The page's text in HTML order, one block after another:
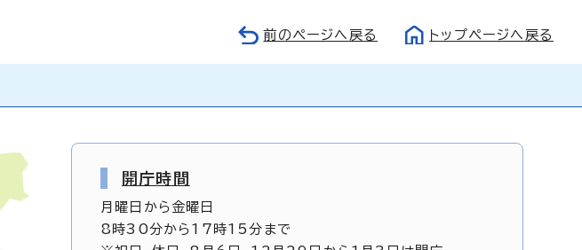
前のページへ戻る トップページへ戻る
開庁時間
月曜日から金曜日
8時30分から17時15分まで